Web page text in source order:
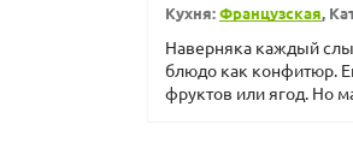
Кухня:Французская,
Наверняка каждый
блюдо как конфитюр.
фруктов или ягод. Но